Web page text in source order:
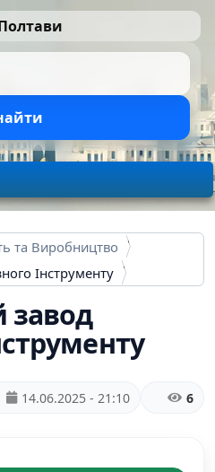
та Виробництво
Інструменту
завод
14.06.2025 - 21:10 6